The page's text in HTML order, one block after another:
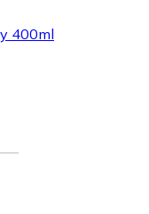
400ml